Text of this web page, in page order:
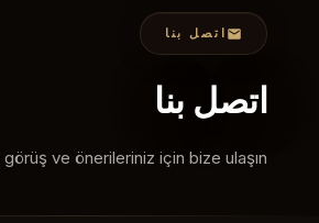
اتصل بنا
اتصل بنا
ve önerileriniz için bize ulaşın.